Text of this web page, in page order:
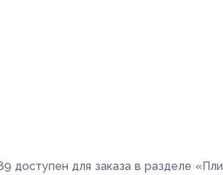
доступен для заказа в разделе